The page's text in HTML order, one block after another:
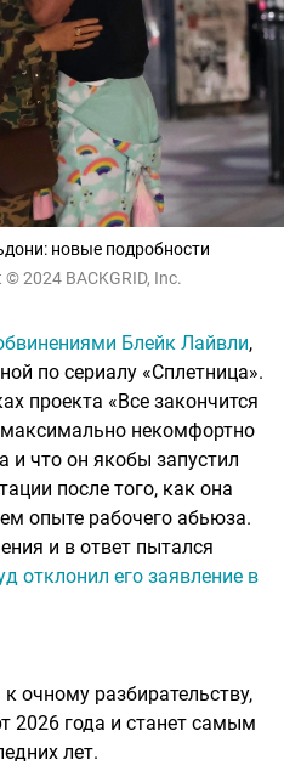
новые подробности
2024 BACKGRID, Inc.
Блейк Лайвли,
по сериалу «Сплетница».
проекта «Все закончится
максимально некомфортно
и что он якобы запустил
после того, как она
опыте рабочего абьюза.
и в ответ пытался
отклонил его заявление в
очному разбирательству,
2026 года и станет самым
лет.